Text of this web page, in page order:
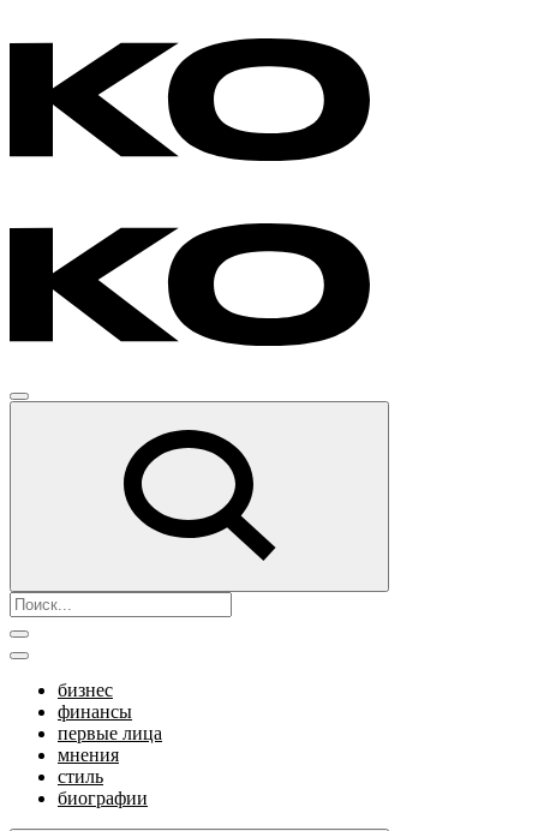
бизнес
финансы
первые лица
мнения
стиль
биографии